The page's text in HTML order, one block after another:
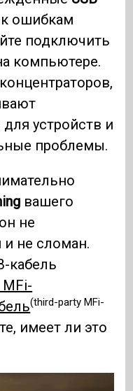
ошибкам
подключить
компьютере.
устройств и
проблемы.
вашего
не
и не сломан.
кабель
(third-party MFi-
имеет ли это